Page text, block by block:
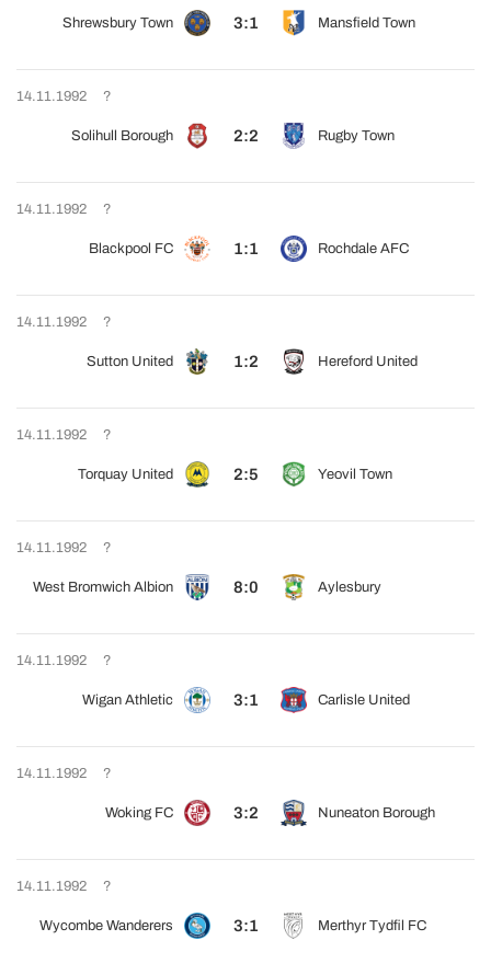
Shrewsbury Town 3:1 Mansfield Town
14.11.1992 ?
Solihull Borough 2:2 Rugby Town
14.11.1992 ?
Blackpool FC 1:1 Rochdale AFC
14.11.1992 ?
Sutton United 1:2 Hereford United
14.11.1992 ?
Torquay United 2:5 Yeovil Town
14.11.1992 ?
West Bromwich Albion 8:0 Aylesbury
14.11.1992 ?
Wigan Athletic 3:1 Carlisle United
14.11.1992 ?
Woking FC 3:2 Nuneaton Borough
14.11.1992 ?
Wycombe Wanderers 3:1 Merthyr Tydfil FC